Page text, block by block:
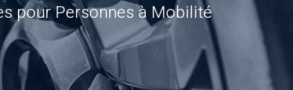
pour Personnes à Mobilité